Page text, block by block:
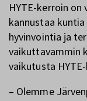
HYTE‑kerroin
kannustaa
hyvinvointia ja
vaikuttavammin
vaikutusta
– Olemme